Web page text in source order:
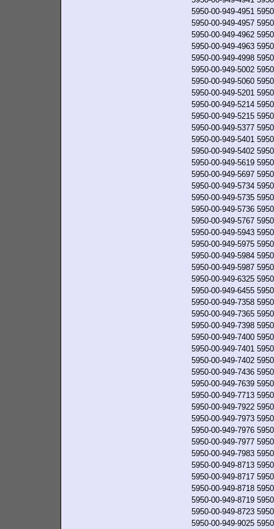
5950-00-949-4951
5950-00-949-4957
5950-00-949-4962
5950-00-949-4963
5950-00-949-4998
5950-00-949-5002
5950-00-949-5060
5950-00-949-5201
5950-00-949-5214
5950-00-949-5215
5950-00-949-5377
5950-00-949-5401
5950-00-949-5402
5950-00-949-5619
5950-00-949-5697
5950-00-949-5734
5950-00-949-5735
5950-00-949-5736
5950-00-949-5767
5950-00-949-5943
5950-00-949-5975
5950-00-949-5984
5950-00-949-5987
5950-00-949-6325
5950-00-949-6455
5950-00-949-7358
5950-00-949-7365
5950-00-949-7398
5950-00-949-7400
5950-00-949-7401
5950-00-949-7402
5950-00-949-7436
5950-00-949-7639
5950-00-949-7713
5950-00-949-7922
5950-00-949-7973
5950-00-949-7976
5950-00-949-7977
5950-00-949-7983
5950-00-949-8713
5950-00-949-8717
5950-00-949-8718
5950-00-949-8719
5950-00-949-8723
5950-00-949-9025